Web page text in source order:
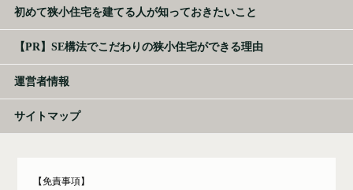
初めて狭小住宅を建てる人が知っておきたいこと
【PR】SE構法でこだわりの狭小住宅ができる理由
運営者情報
サイトマップ
【免責事項】